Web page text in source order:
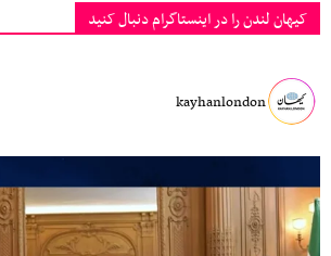
کیهان لندن را در اینستاگرام دنبال کنید
kayhanlondon